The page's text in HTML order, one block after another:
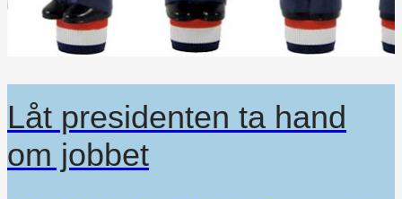
Låt presidenten ta hand
om jobbet